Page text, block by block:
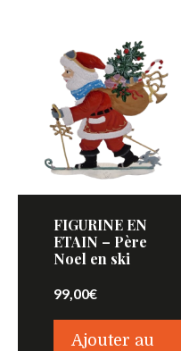
FIGURINE EN
ETAIN – Père
Noel en ski
99,00€
Ajouter au